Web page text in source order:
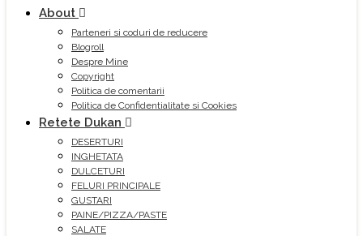
About
Parteneri si coduri de reducere
Blogroll
Despre Mine
Copyright
Politica de comentarii
Politica de Confidentialitate si Cookies
Retete Dukan
DESERTURI
INGHETATA
DULCETURI
FELURI PRINCIPALE
GUSTARI
PAINE/PIZZA/PASTE
SALATE